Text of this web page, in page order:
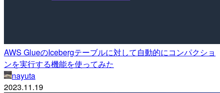
AWS GlueのIcebergテーブルに対して自動的にコンパクショ
ンを実行する機能を使ってみた
nayuta
2023.11.19